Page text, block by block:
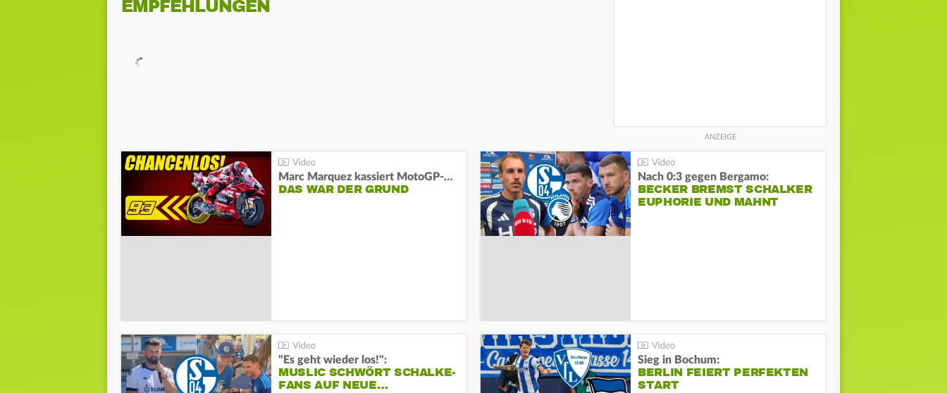
EMPFEHLUNGEN
Marc Marquez kassiert MotoGP-Sprint-Schlappe:
DAS WAR DER GRUND
Nach 0:3 gegen Bergamo:
BECKER BREMST SCHALKER
EUPHORIE UND MAHNT
"Es geht wieder los!":
MUSLIC SCHWÖRT SCHALKE-
FANS AUF NEUE…
Sieg in Bochum:
BERLIN FEIERT PERFEKTEN
START